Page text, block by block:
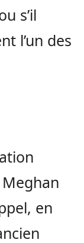
s’il
l’un des
en